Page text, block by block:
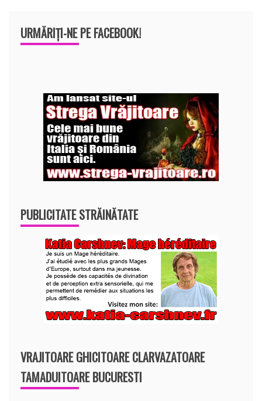
URMĂRIȚI-NE PE FACEBOOK!
PUBLICITATE STRĂINĂTATE
VRAJITOARE GHICITOARE CLARVAZATOARE
TAMADUITOARE BUCURESTI